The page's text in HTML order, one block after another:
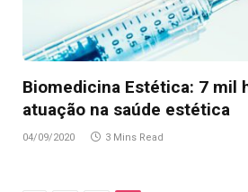
Biomedicina Estética: 7 mil
atuação na saúde estética
04/09/2020 3 Mins Read